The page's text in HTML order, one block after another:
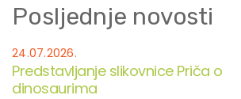
Posljednje novosti
24.07.2026.
Predstavljanje slikovnice Priča o
dinosaurima